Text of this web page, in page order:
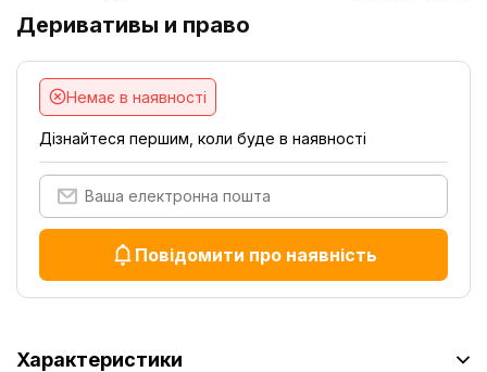
Деривативы и право
Немає в наявності
Дізнайтеся першим, коли буде в наявності
Повідомити про наявність
Характеристики